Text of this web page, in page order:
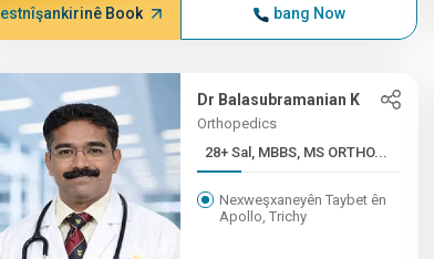
Book bang Now
Dr Balasubramanian K
Orthopedics
28+ Sal, MBBS, MS ORTHO...
Nexweşxaneyên Taybet ên
Apollo, Trichy